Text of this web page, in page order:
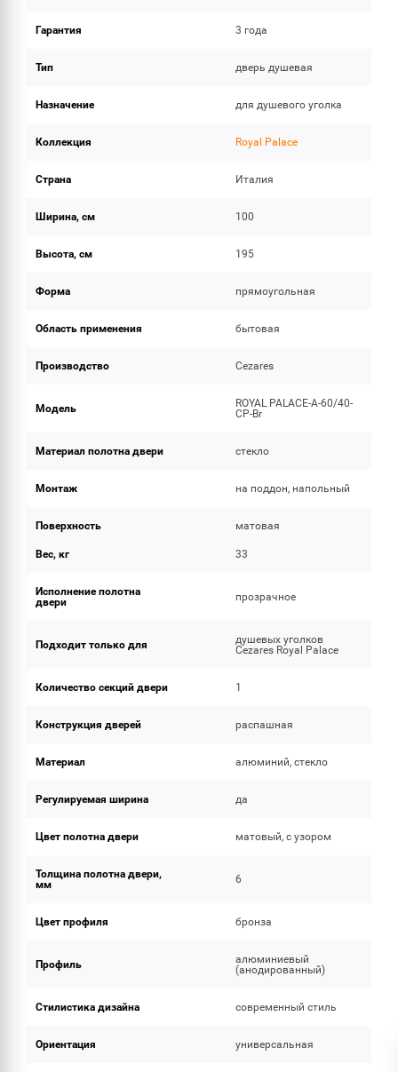
Гарантия 3 года
Тип дверь душевая
Назначение для душевого уголка
Коллекция Royal Palace
Страна Италия
Ширина, см 100
Высота, см 195
Форма прямоугольная
Область применения бытовая
Производство Cezares
Модель
ROYAL PALACE-A-60/40-
CP-Br
Материал полотна двери стекло
Монтаж на поддон, напольный
Поверхность матовая
Вес, кг 33
Исполнение полотна
двери
прозрачное
Подходит только для
душевых уголков
Cezares Royal Palace
Количество секций двери 1
Конструкция дверей распашная
Материал алюминий, стекло
Регулируемая ширина да
Цвет полотна двери матовый, с узором
Толщина полотна двери,
мм
6
Цвет профиля бронза
Профиль
алюминиевый
(анодированный)
Стилистика дизайна современный стиль
Ориентация универсальная